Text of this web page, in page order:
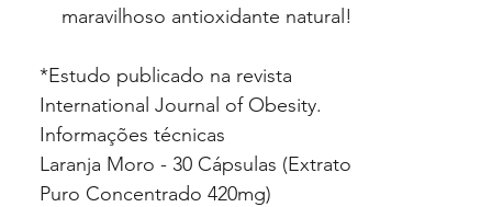
maravilhoso antioxidante natural!
*Estudo publicado na revista
International Journal of Obesity.
Informações técnicas
Laranja Moro - 30 Cápsulas (Extrato
Puro Concentrado 420mg)